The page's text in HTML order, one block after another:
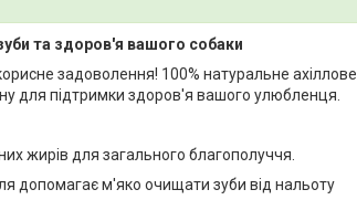
та здоров'я вашого собаки
задоволення! 100% натуральне ахіллове
для підтримки здоров'я вашого улюбленця.
жирів для загального благополуччя.
допомагає м'яко очищати зуби від нальоту